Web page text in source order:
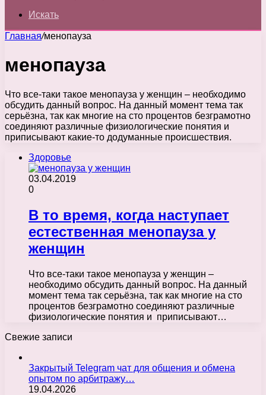
Искать
Главная/менопауза
менопауза
Что все-таки такое менопауза у женщин – необходимо
обсудить данный вопрос. На данный момент тема так
серьёзна, так как многие на сто процентов безграмотно
соединяют различные физиологические понятия и
приписывают какие-то додуманные происшествия.
Здоровье
03.04.2019
0
В то время, когда наступает
естественная менопауза у
женщин
Что все-таки такое менопауза у женщин –
необходимо обсудить данный вопрос. На данный
момент тема так серьёзна, так как многие на сто
процентов безграмотно соединяют различные
физиологические понятия и приписывают…
Свежие записи
Закрытый Telegram чат для общения и обмена
опытом по арбитражу…
19.04.2026